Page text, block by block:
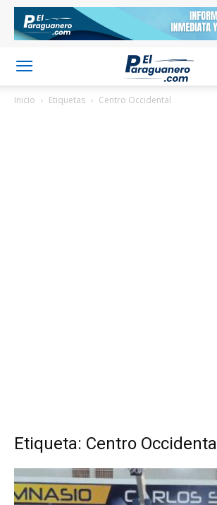
Inicio Etiquetas Centro Occidental
Etiqueta: Centro Occidental